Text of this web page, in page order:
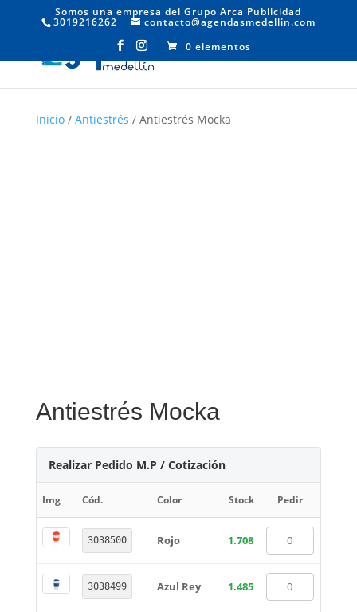
Somos una empresa del Grupo Arca Publicidad
3019216262
contacto@agendasmedellin.com
0 elementos
Inicio/ Antiestrés / Antiestrés Mocka
Antiestrés Mocka
Realizar Pedido M.P / Cotización
Img Cód. Color Stock Pedir
3038500 Rojo 1.708
3038499 Azul Rey 1.485